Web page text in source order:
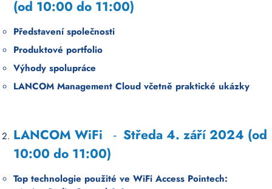
(od 10:00 do 11:00)
Představení společnosti
Produktové portfolio
Výhody spolupráce
LANCOM Management Cloud včetně praktické ukázky
LANCOM WiFi -Středa 4. září 2024 (od
10:00 do 11:00)
Top technologie použité ve WiFi Access Pointech: